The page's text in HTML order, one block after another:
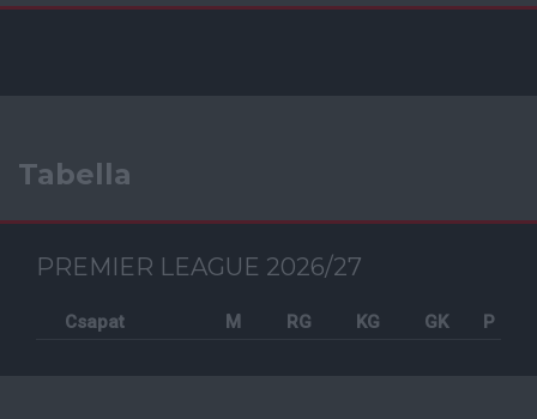
Tabella
PREMIER LEAGUE 2026/27
Csapat M RG KG GK P